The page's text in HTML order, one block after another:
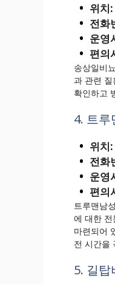
위치:
전화
운영
편의
송상일비
과 관련
확인하고
4. 트루
위치:
전화
운영
편의
트루맨남
에 대한
마련되어
전 시간을
5. 길탑